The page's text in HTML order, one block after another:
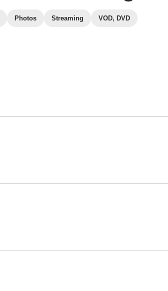
Photos Streaming VOD, DVD